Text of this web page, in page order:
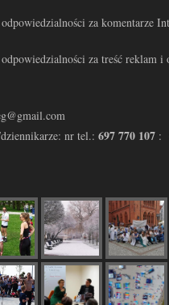
za komentarze
za treść reklam i
nr tel.: 697 770 107 :